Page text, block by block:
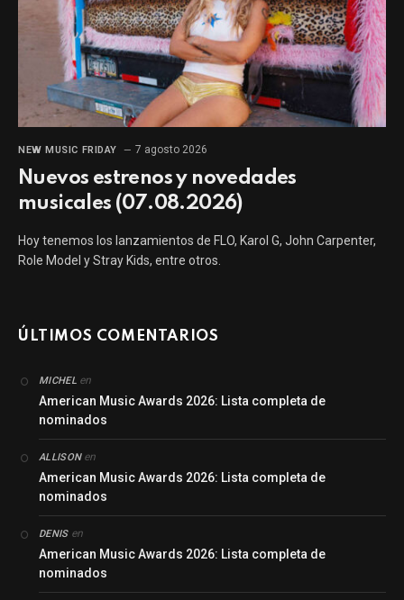
NEW MUSIC FRIDAY 7 agosto 2026
Nuevos estrenos y novedades
musicales (07.08.2026)
Hoy tenemos los lanzamientos de FLO, Karol G, John Carpenter,
Role Model y Stray Kids, entre otros.
ÚLTIMOS COMENTARIOS
MICHELen
American Music Awards 2026: Lista completa de
nominados
ALLISONen
American Music Awards 2026: Lista completa de
nominados
DENISen
American Music Awards 2026: Lista completa de
nominados